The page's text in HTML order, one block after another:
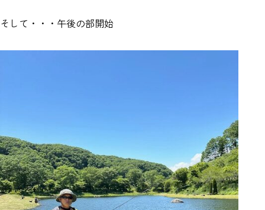
そして・・・午後の部開始